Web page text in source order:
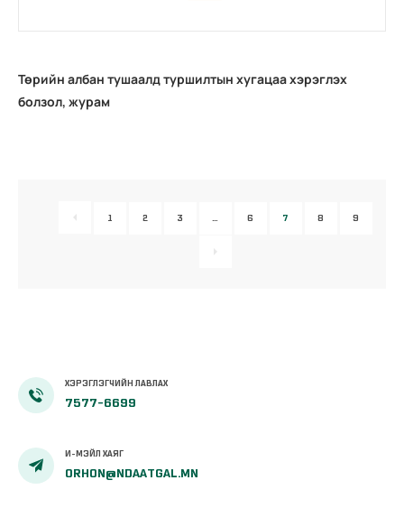
Төрийн албан тушаалд туршилтын хугацаа хэрэглэх
болзол, журам
1 2 3 … 6 7 8 9
ХЭРЭГЛЭГЧИЙН ЛАВЛАХ
7577-6699
И-МЭЙЛ ХАЯГ
ORHON@NDAATGAL.MN